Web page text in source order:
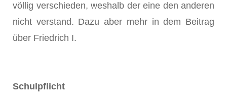
völlig verschieden, weshalb der eine den anderen
nicht verstand. Dazu aber mehr in dem Beitrag
über Friedrich I.
Schulpflicht